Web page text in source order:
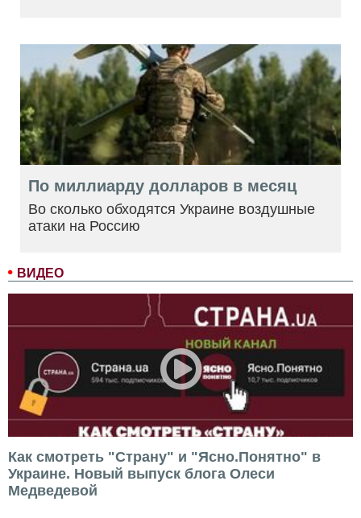
ВИДЕО
Как смотреть "Страну" и "Ясно.Понятно" в
Украине. Новый выпуск блога Олеси
Медведевой
По миллиарду долларов в месяц
Во сколько обходятся Украине воздушные
атаки на Россию